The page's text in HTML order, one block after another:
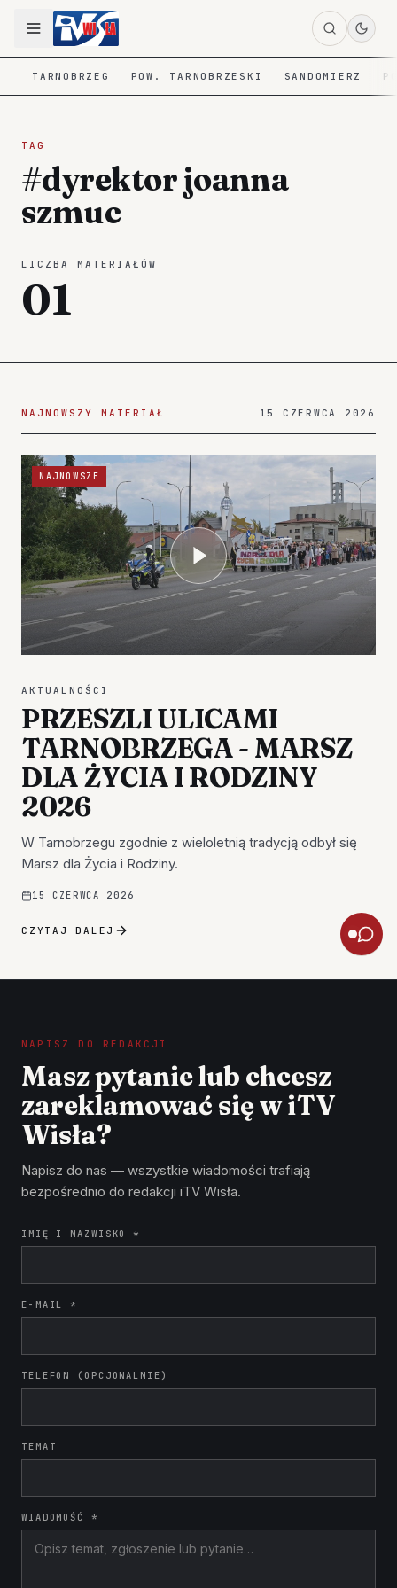
TARNOBRZEG POW. TARNOBRZESKI SANDOMIERZ
TAG
#dyrektor joanna
szmuc
LICZBA MATERIAŁÓW
01
NAJNOWSZY MATERIAŁ 15 CZERWCA 2026
NAJNOWSZE
AKTUALNOŚCI
PRZESZLI ULICAMI
TARNOBRZEGA - MARSZ
DLA ŻYCIA I RODZINY
2026
W Tarnobrzegu zgodnie z wieloletnią tradycją odbył się
Marsz dla Życia i Rodziny.
15 CZERWCA 2026
CZYTAJ DALEJ
NAPISZ DO REDAKCJI
Masz pytanie lub chcesz
zareklamować się w iTV
Wisła?
Napisz do nas — wszystkie wiadomości trafiają
bezpośrednio do redakcji iTV Wisła.
IMIĘ I NAZWISKO *
E-MAIL *
TELEFON (OPCJONALNIE)
TEMAT
WIADOMOŚĆ *